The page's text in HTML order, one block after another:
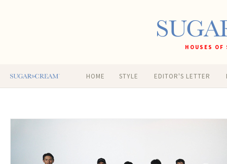
HOUSES
HOME STYLE EDITOR'S LETTER